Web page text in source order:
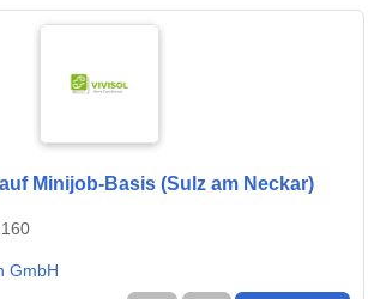
Minijob-Basis (Sulz am Neckar)
GmbH